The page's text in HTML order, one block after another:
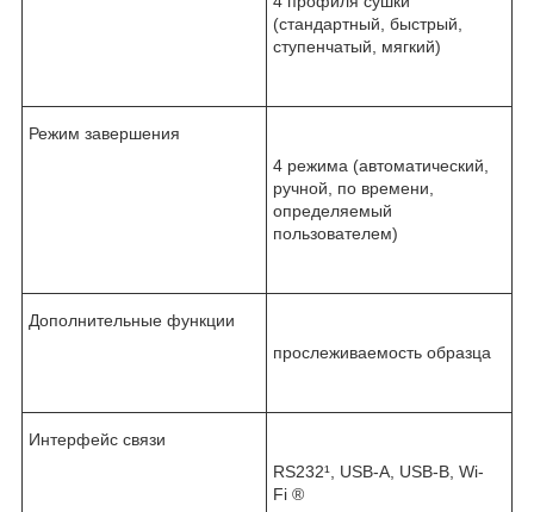
(стандартный, быстрый,
ступенчатый, мягкий)
Режим завершения
4 режима (автоматический,
ручной, по времени,
определяемый
пользователем)
Дополнительные функции
прослеживаемость образца
Интерфейс связи
RS232¹, USB-A, USB-B, Wi-
Fi ®